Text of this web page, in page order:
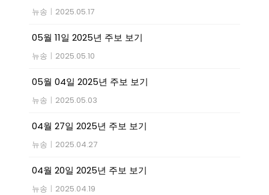
뉴송 | 2025.05.17
05월 11일 2025년 주보 보기
뉴송 | 2025.05.10
05월 04일 2025년 주보 보기
뉴송 | 2025.05.03
04월 27일 2025년 주보 보기
뉴송 | 2025.04.27
04월 20일 2025년 주보 보기
뉴송 | 2025.04.19